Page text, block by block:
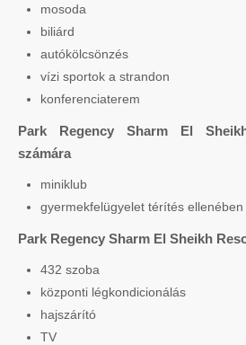
mosoda
biliárd
autókölcsönzés
vízi sportok a strandon
konferenciaterem
Park Regency Sharm El
számára
miniklub
gyermekfelügyelet térítés ellenében
Park Regency Sharm El Sheikh
432 szoba
központi légkondicionálás
hajszárító
TV